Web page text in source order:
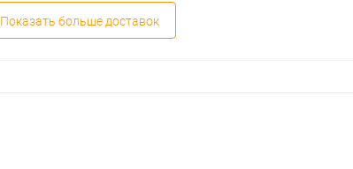
Показать больше доставок